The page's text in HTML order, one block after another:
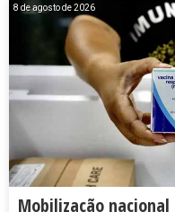
8 de agosto de 2026
Mobilização